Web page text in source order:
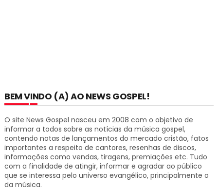
BEM VINDO (A) AO NEWS GOSPEL!
O site News Gospel nasceu em 2008 com o objetivo de
informar a todos sobre as notícias da música gospel,
contendo notas de lançamentos do mercado cristão, fatos
importantes a respeito de cantores, resenhas de discos,
informações como vendas, tiragens, premiações etc. Tudo
com a finalidade de atingir, informar e agradar ao público
que se interessa pelo universo evangélico, principalmente o
da música.